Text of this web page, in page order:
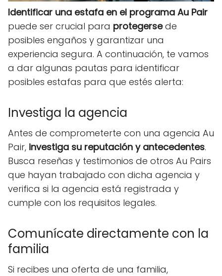
Identificar una estafa en el programa Au Pair
puede ser crucial para protegersede
posibles engaños y garantizar una
experiencia segura. A continuación, te vamos
a dar algunas pautas para identificar
posibles estafas para que estés alerta:
Investiga la agencia
Antes de comprometerte con una agencia Au
Pair, investiga su reputación y antecedentes.
Busca reseñas y testimonios de otros Au Pairs
que hayan trabajado con dicha agencia y
verifica si la agencia está registrada y
cumple con los requisitos legales.
Comunícate directamente con la
familia
Si recibes una oferta de una familia,